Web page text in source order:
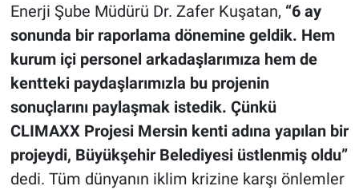
Enerji Şube Müdürü Dr. Zafer Kuşatan, “6 ay
sonunda bir raporlama dönemine geldik. Hem
kurum içi personel arkadaşlarımıza hem de
kentteki paydaşlarımızla bu projenin
sonuçlarını paylaşmak istedik. Çünkü
CLIMAXX Projesi Mersin kenti adına yapılan bir
projeydi, Büyükşehir Belediyesi üstlenmiş oldu”
dedi. Tüm dünyanın iklim krizine karşı önlemler